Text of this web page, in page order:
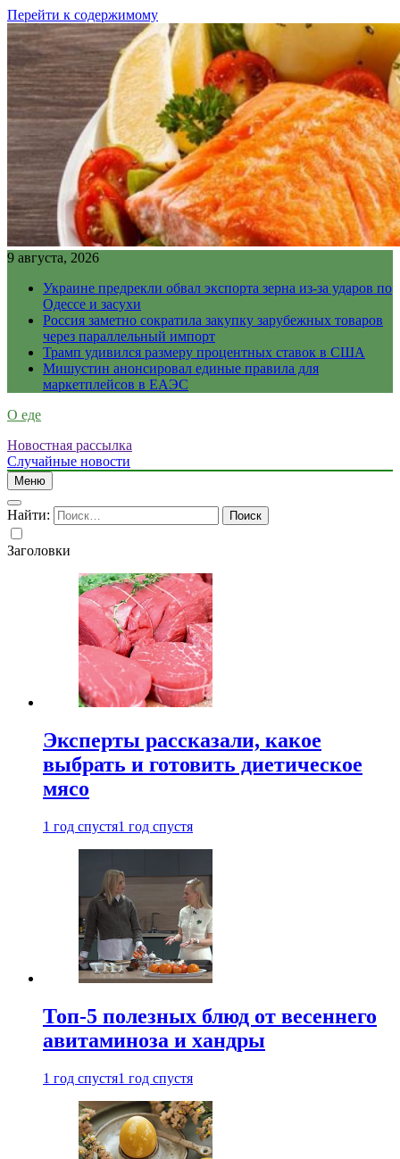
Перейти к содержимому
9 августа, 2026
Украине предрекли обвал экспорта зерна из-за ударов по
Одессе и засухи
Россия заметно сократила закупку зарубежных товаров
через параллельный импорт
Трамп удивился размеру процентных ставок в США
Мишустин анонсировал единые правила для
маркетплейсов в ЕАЭС
О еде
Новостная рассылка
Случайные новости
Меню
Найти:
Заголовки
Эксперты рассказали, какое
выбрать и готовить диетическое
мясо
1 год спустя1 год спустя
Топ-5 полезных блюд от весеннего
авитаминоза и хандры
1 год спустя1 год спустя